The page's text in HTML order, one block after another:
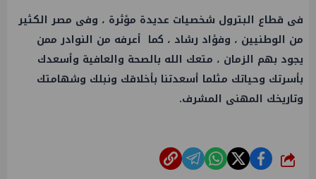
فى قطاع البترول شخصيات عديدة مؤثرة ، وفى مصر الكثير
من الوطنيين ، وفؤاد رشاد ، كما أعرفه من النوادر ممن
يجود بهم الزمان ، متعك الله بالصحة والعافية وأسعدك
بأسرتك وحياتك مثلما أسعدتنا بأخلاقك ونبلك وشهامتك
وتاريخك المهنى المشرف.
شارك